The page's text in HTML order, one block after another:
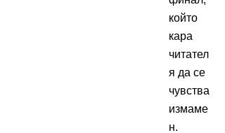
който
кара
читател
я да се
чувства
измаме
н.